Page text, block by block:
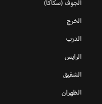
الجوف (سكاكا)
الخرج
الدرب
الرايس
الشقيق
الظهران